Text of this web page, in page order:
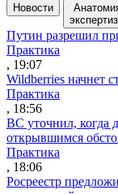
Новости
Путин разрешил
Практика
, 19:07
Wildberries начнет
Практика
, 18:56
ВС уточнил, когда
открывшимся
Практика
, 18:06
Росреестр